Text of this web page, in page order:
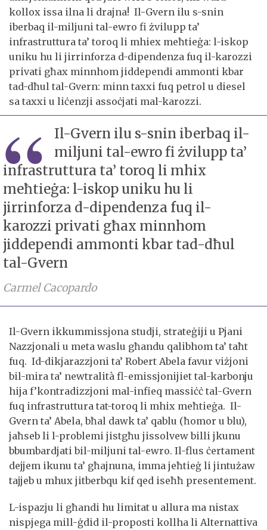
kollox issa ilna li drajna! Il-Gvern ilu s-snin
iberbaq il-miljuni tal-ewro fi żvilupp ta’
infrastruttura ta’ toroq li mhiex meħtieġa: l-iskop
uniku hu li jirrinforza d-dipendenza fuq il-karozzi
privati għax minnhom jiddependi ammonti kbar
tad-dħul tal-Gvern: minn taxxi fuq petrol u diesel
sa taxxi u liċenzji assoċjati mal-karozzi.
Il-Gvern ilu s-snin iberbaq il-
miljuni tal-ewro fi żvilupp ta’
infrastruttura ta’ toroq li mhix
meħtieġa: l-iskop uniku hu li
jirrinforza d-dipendenza fuq il-
karozzi privati għax minnhom
jiddependi ammonti kbar tad-dħul
tal-Gvern
Carmel Cacopardo
Il-Gvern ikkummissjona studji, strateġiji u Pjani
Nazzjonali u meta waslu għandu qalibhom ta’ taħt
fuq. Id-dikjarazzjoni ta’ Robert Abela favur viżjoni
bil-mira ta’ newtralità fl-emissjonijiet tal-karbonju
hija f’kontradizzjoni mal-infieq massiċċ tal-Gvern
fuq infrastruttura tat-toroq li mhix meħtieġa. Il-
Gvern ta’ Abela, bħal dawk ta’ qablu (ħomor u blu),
jaħseb li l-problemi jistgħu jissolvew billi jkunu
bbumbardjati bil-miljuni tal-ewro. Il-flus ċertament
dejjem ikunu ta’ għajnuna, imma jeħtieġ li jintużaw
tajjeb u mhux jitberbqu kif qed iseħħ presentement.
L-ispazju li għandi hu limitat u allura ma nistax
nispjega mill-ġdid il-proposti kollha li Alternattiva